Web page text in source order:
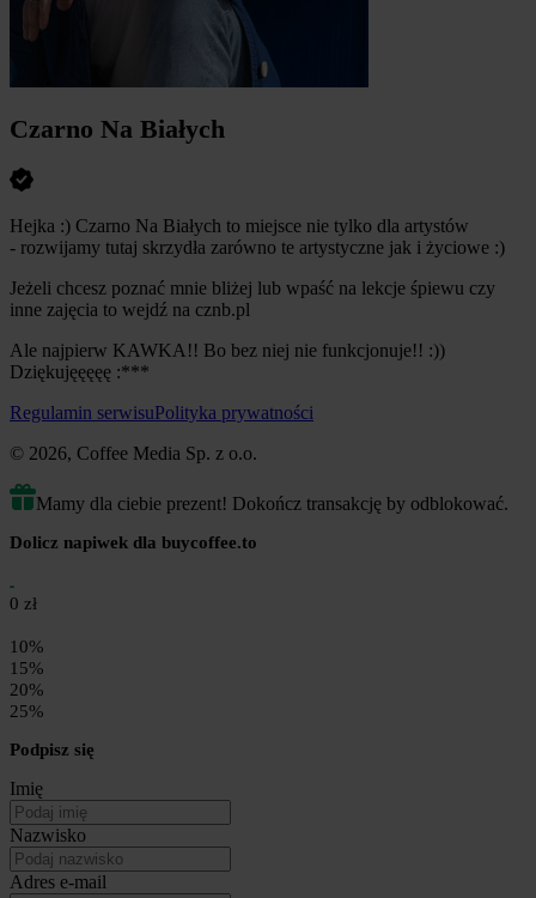
Czarno Na Białych
Hejka :) Czarno Na Białych to miejsce nie tylko dla artystów
- rozwijamy tutaj skrzydła zarówno te artystyczne jak i życiowe :)
Jeżeli chcesz poznać mnie bliżej lub wpaść na lekcje śpiewu czy
inne zajęcia to wejdź na cznb.pl
Ale najpierw KAWKA!! Bo bez niej nie funkcjonuje!! :))
Dziękujęęęęę :***
Regulamin serwisuPolityka prywatności
© 2026, Coffee Media Sp. z o.o.
Mamy dla ciebie prezent! Dokończ transakcję by odblokować.
Dolicz napiwek dla buycoffee.to
0 zł
10%
15%
20%
25%
Podpisz się
Imię
Nazwisko
Adres e-mail